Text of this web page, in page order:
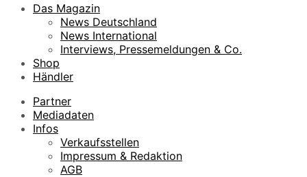
Das Magazin
News Deutschland
News International
Interviews, Pressemeldungen & Co.
Shop
Händler
Partner
Mediadaten
Infos
Verkaufsstellen
Impressum & Redaktion
AGB